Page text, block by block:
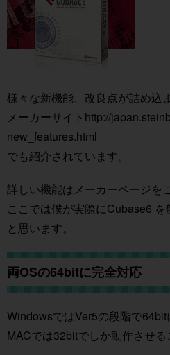
様々な新機能、改良点が詰め込
メーカーサイト http://
new_features.html
でも紹介されています。
詳しい機能はメーカーページを
ここでは僕が実際にCubase6
と思います。
両OSの64bitに完全対応
WindowsではVer5の段階で64bit
MACでは32bitでしか動作させる